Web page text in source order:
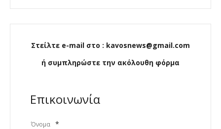
Στείλτε e-mail στο : kavosnews@gmail.com
ή συμπληρώστε την ακόλουθη φόρμα
Επικοινωνία
Όνομα *